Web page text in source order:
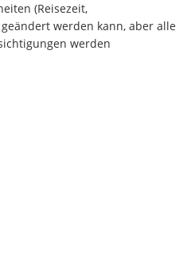
(Reisezeit,
werden kann, aber alle
werden